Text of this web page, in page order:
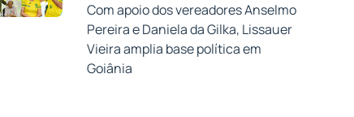
Com apoio dos vereadores Anselmo
Pereira e Daniela da Gilka, Lissauer
Vieira amplia base política em
Goiânia